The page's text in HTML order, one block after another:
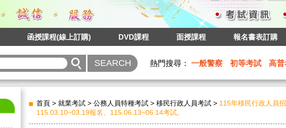
函授課程(線上訂購) DVD課程 面授課程 報名書表訂購
熱門搜尋： 一般警察 初等考試 高普
首頁 > 就業考試 > 公務人員特種考試 > 移民行政人員考試 > 115年移民行政人員
115.03.10~03.19報名、115.06.13~06.14考試。